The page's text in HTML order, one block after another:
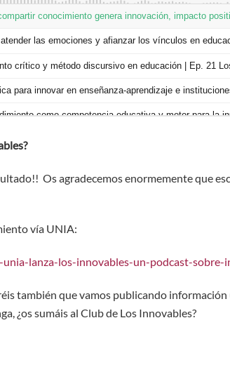
Os agradecemos enormemente que
vía UNIA:
lanza-los-innovables-un-podcast-sobre-
también que vamos publicando información
¿os sumáis al Club de Los Innovables?